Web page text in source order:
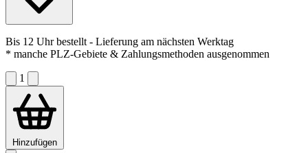
Bis 12 Uhr bestellt - Lieferung am nächsten Werktag
* manche PLZ-Gebiete & Zahlungsmethoden ausgenommen
1
Hinzufügen